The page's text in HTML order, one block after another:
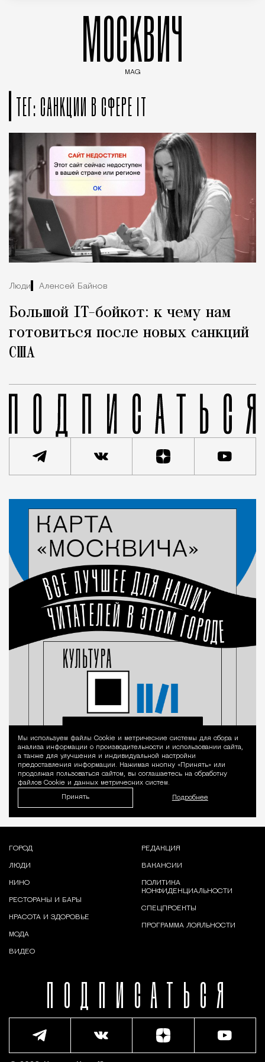
МОСКВИЧ
MAG
ТЕГ: САНКЦИИ В СФЕРЕ IT
Люди Алексей Байков
Большой IT-бойкот: к чему нам
готовиться после новых санкций
США
Уведомление
Мы используем файлы Сookie и метрические системы для сбора и
анализа информации о производительности и использовании сайта,
а также для улучшения и индивидуальной настройки
предоставления информации. Нажимая кнопку «Принять» или
продолжая пользоваться сайтом, вы соглашаетесь на обработку
файлов Cookie и данных метрических систем.
Принять Подробнее
ПОДПИСАТЬСЯ
ГОРОД
ЛЮДИ
КИНО
РЕСТОРАНЫ И БАРЫ
КРАСОТА И ЗДОРОВЬЕ
МОДА
ВИДЕО
РЕДАКЦИЯ
ВАКАНСИИ
ПОЛИТИКА
КОНФИДЕНЦИАЛЬНОСТИ
СПЕЦПРОЕКТЫ
ПРОГРАММА ЛОЯЛЬНОСТИ